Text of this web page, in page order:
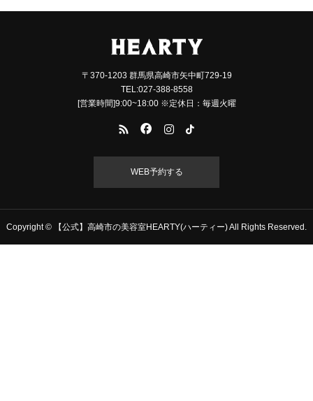
〒370-1203 群馬県高崎市矢中町729-19
TEL:027-388-8558
[営業時間]9:00~18:00 ※定休日：毎週火曜
WEB予約する
Copyright © 【公式】高崎市の美容室HEARTY(ハーティー) All Rights Reserved.